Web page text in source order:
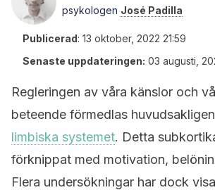
psykologen José Padilla
Publicerad: 13 oktober, 2022 21:59
Senaste uppdateringen: 03 augusti,
Regleringen av våra känslor och
beteende förmedlas
limbiska systemet. Detta
förknippat med motivation,
Flera undersökningar har dock